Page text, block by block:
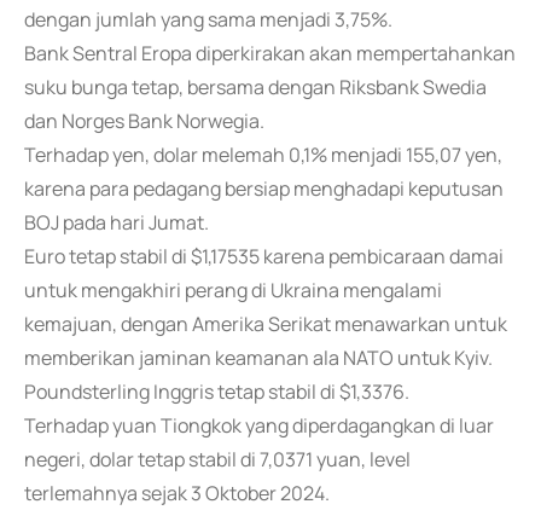
dengan jumlah yang sama menjadi 3,75%.
Bank Sentral Eropa diperkirakan akan mempertahankan
suku bunga tetap, bersama dengan Riksbank Swedia
dan Norges Bank Norwegia.
Terhadap yen, dolar melemah 0,1% menjadi 155,07 yen,
karena para pedagang bersiap menghadapi keputusan
BOJ pada hari Jumat.
Euro tetap stabil di $1,17535 karena pembicaraan damai
untuk mengakhiri perang di Ukraina mengalami
kemajuan, dengan Amerika Serikat menawarkan untuk
memberikan jaminan keamanan ala NATO untuk Kyiv.
Poundsterling Inggris tetap stabil di $1,3376.
Terhadap yuan Tiongkok yang diperdagangkan di luar
negeri, dolar tetap stabil di 7,0371 yuan, level
terlemahnya sejak 3 Oktober 2024.